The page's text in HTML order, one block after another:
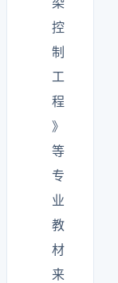
控
制
工
程
》
等
专
业
教
材
来